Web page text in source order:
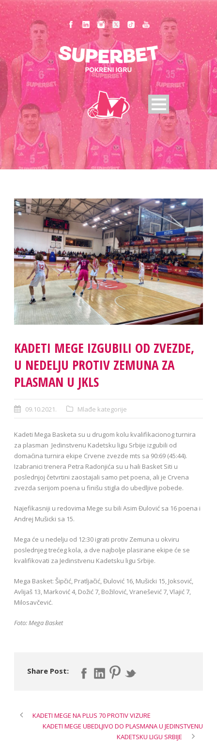
KADETI MEGE IZGUBILI OD ZVEZDE,
U NEDELJU PROTIV ZEMUNA ZA
PLASMAN U JKLS
09.10.2021. Mlađe kategorije
Kadeti Mega Basketa su u drugom kolu kvalifikacionog turnira
za plasman Jedinstvenu Kadetsku ligu Srbije izgubili od
domaćina turnira ekipe Crvene zvezde mts sa 90:69 (45:44).
Izabranici trenera Petra Radonjića su u hali Basket Siti u
poslednjoj četvrtini zaostajali samo pet poena, ali je Crvena
zvezda serijom poena u finišu stigla do ubedljive pobede.
Najefikasniji u redovima Mege su bili Asim Đulović sa 16 poena i
Andrej Mušicki sa 15.
Mega će u nedelju od 12:30 igrati protiv Zemuna u okviru
poslednjeg trećeg kola, a dve najbolje plasirane ekipe će se
kvalifikovati za Jedinstvenu Kadetsku ligu Srbije.
Mega Basket: Šipčić, Pratljačić, Đulović 16, Mušicki 15, Joksović,
Avlijaš 13, Marković 4, Dožić 7, Božilović, Vranešević 7, Vlajić 7,
Milosavčević.
Foto: Mega Basket
Share Post:
KADETI MEGE NA PLUS 70 PROTIV VIZURE
KADETI MEGE UBEDLJIVO DO PLASMANA U JEDINSTVENU
KADETSKU LIGU SRBIJE